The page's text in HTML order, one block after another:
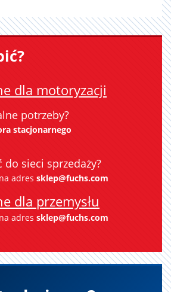
dla motoryzacji
potrzeby?
stacjonarnego
do sieci sprzedaży?
adres sklep@fuchs.com
dla przemysłu
adres sklep@fuchs.com